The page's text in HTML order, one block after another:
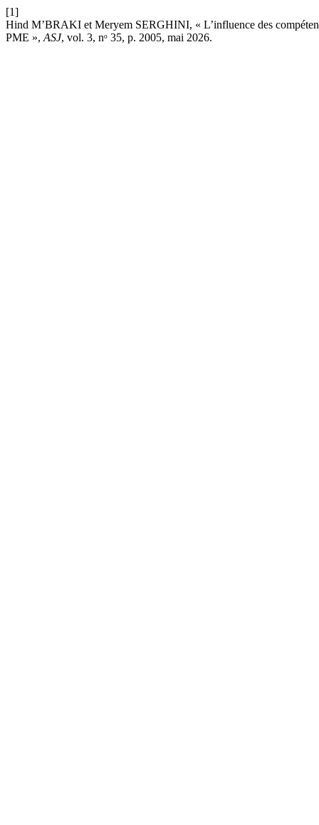
[1]
Hind M’BRAKI et Meryem SERGHINI, « L’influence des
PME », ASJ, vol. 3, nᵒ 35, p. 2005, mai 2026.